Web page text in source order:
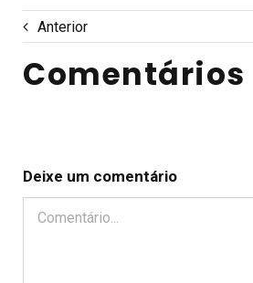
Anterior
Comentários
Deixe um comentário
Comentário